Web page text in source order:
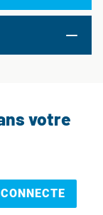
votre